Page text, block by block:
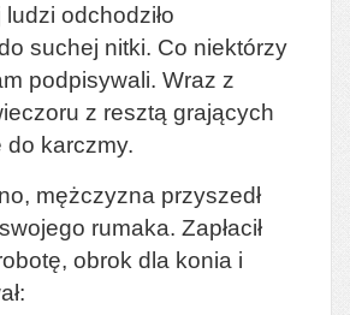
odchodziło
suchej nitki. Co niektórzy
podpisywali. Wraz z
z resztą grających
do karczmy.
mężczyzna przyszedł
rumaka. Zapłacił
obrok dla konia i